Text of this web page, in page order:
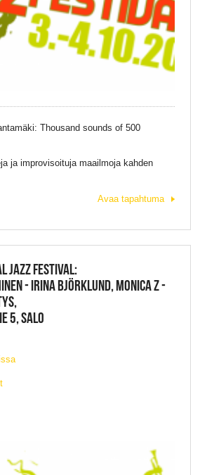
Thousand sounds of 500
ja improvisoituja maailmoja kahden
Avaa tapahtuma
JAZZ FESTIVAL:
- IRINA BJÖRKLUND, MONICA Z -
5, SALO